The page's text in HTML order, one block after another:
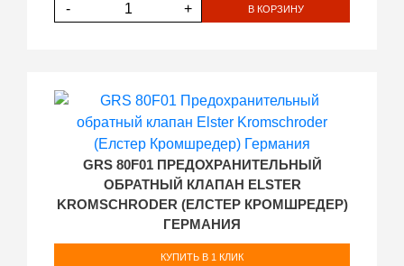
- + В КОРЗИНУ
GRS 80F01 ПРЕДОХРАНИТЕЛЬНЫЙ
ОБРАТНЫЙ КЛАПАН ELSTER
KROMSCHRODER (ЕЛСТЕР КРОМШРЕДЕР)
ГЕРМАНИЯ
КУПИТЬ В 1 КЛИК